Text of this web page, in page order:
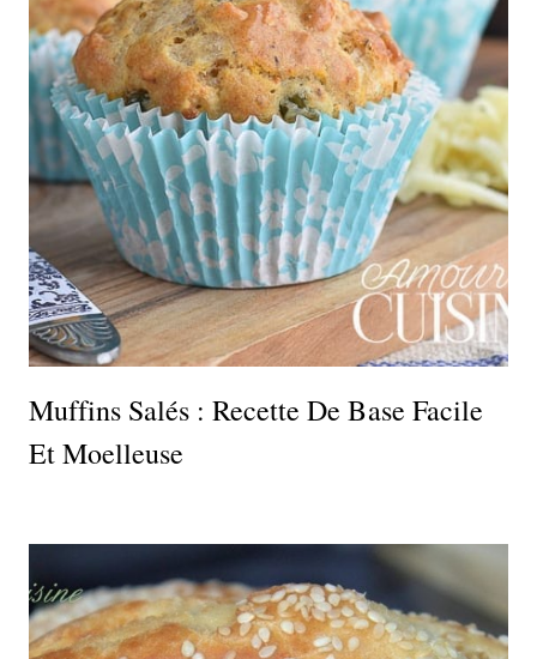
Muffins Salés : Recette De Base Facile
Et Moelleuse